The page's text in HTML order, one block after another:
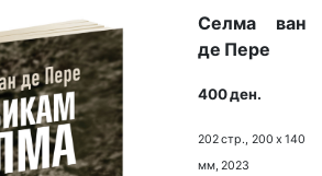
Селма ван
де Пере
400 ден.
202 стр., 200 х 140
мм, 2023